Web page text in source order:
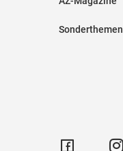
Sonderthemen